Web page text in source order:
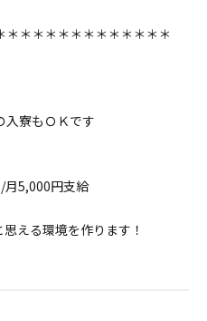
＊＊＊＊＊＊＊＊＊＊＊＊
寮もＯＫです
5,000円支給
える環境を作ります！